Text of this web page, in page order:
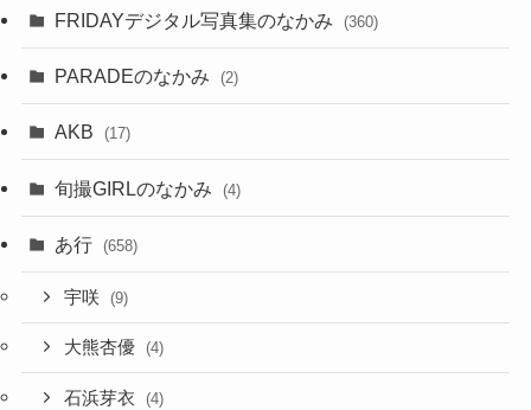
FRIDAYデジタル写真集のなかみ (360)
PARADEのなかみ (2)
AKB (17)
旬撮GIRLのなかみ (4)
あ行 (658)
宇咲 (9)
大熊杏優 (4)
石浜芽衣 (4)